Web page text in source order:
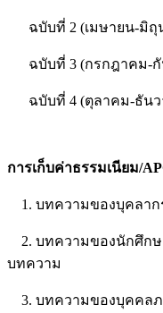
ฉบับที่ 2 (เมษายน-มิถุ
ฉบับที่ 3 (กรกฎาคม-กั
ฉบับที่ 4 (ตุลาคม-ธันว
การเก็บค่าธรรมเนียม/
1. บทความของบุคลาก
2. บทความของนักศึกษ
บทความ
3. บทความของบุคคลภ